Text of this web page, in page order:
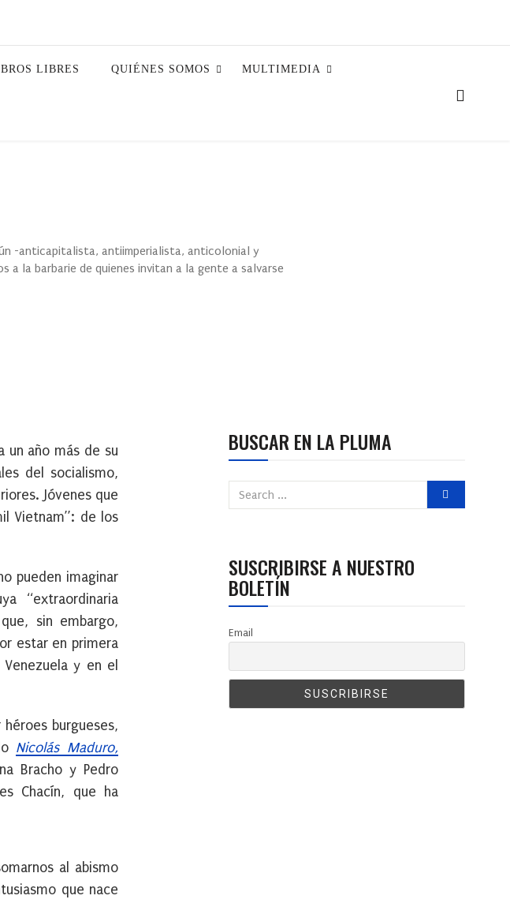
LIBRES QUIÉNES SOMOS MULTIMEDIA
-anticapitalista, antiimperialista, anticolonial y
la barbarie de quienes invitan a la gente a salvarse
un año más de su
del socialismo,
Jóvenes que
Vietnam”: de los
pueden imaginar
“extraordinaria
sin embargo,
estar en primera
y en el
burgueses,
Nicolás Maduro,
Bracho y Pedro
Chacín, que ha
al abismo
que nace
BUSCAR EN LA PLUMA
SUSCRIBIRSE A NUESTRO
BOLETÍN
Email